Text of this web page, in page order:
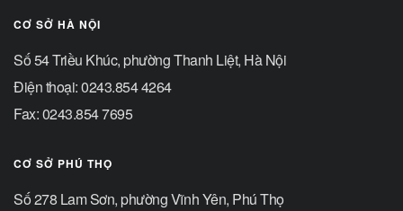
CƠ SỞ HÀ NỘI
Số 54 Triều Khúc, phường Thanh Liệt, Hà Nội
Điện thoại: 0243.854 4264
Fax: 0243.854 7695
CƠ SỞ PHÚ THỌ
Số 278 Lam Sơn, phường Vĩnh Yên, Phú Thọ